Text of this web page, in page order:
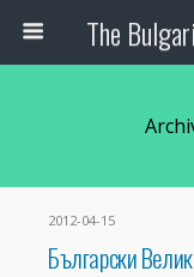
2012-04-15
Български